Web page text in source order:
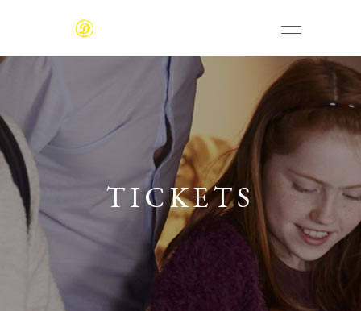
TICKETS